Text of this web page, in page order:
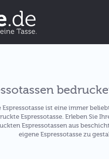
ist eine immer
Espressotasse. Erleben Sie
Espressotassen aus
eigene Espressotasse zu